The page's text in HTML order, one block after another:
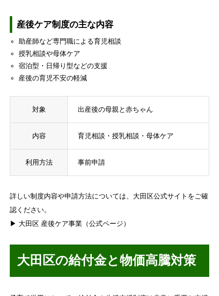
産後ケア制度の主な内容
助産師など専門職による育児相談
授乳相談や母体ケア
宿泊型・日帰り型などの支援
産後の育児不安の軽減
対象 出産後の母親と赤ちゃん
内容 育児相談・授乳相談・母体ケア
利用方法 事前申請
詳しい制度内容や申請方法については、大田区公式サイトをご確
認ください。
▶ 大田区 産後ケア事業（公式ページ）
大田区の給付金と物価高騰対策